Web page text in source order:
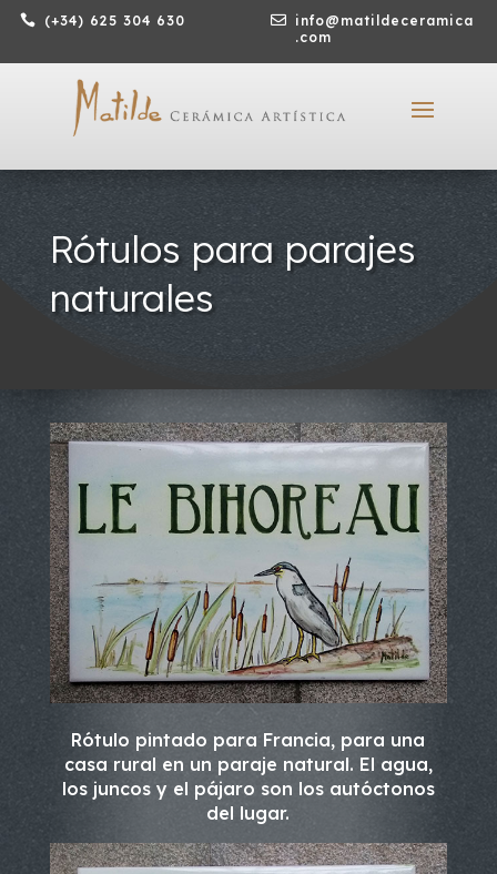
 (+34) 625 304 630 
info@matildeceramica
.com
Rótulos para parajes
naturales
Rótulo pintado para Francia, para una
casa rural en un paraje natural. El agua,
los juncos y el pájaro son los autóctonos
del lugar.